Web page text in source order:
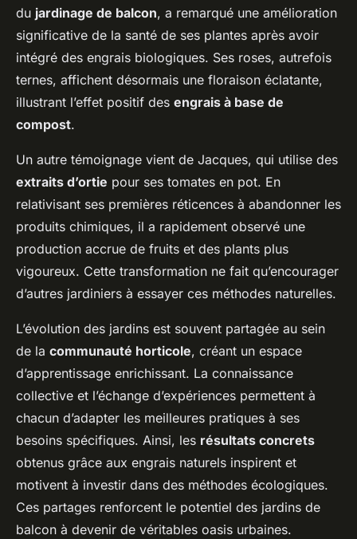
du jardinage de balcon, a remarqué une amélioration
significative de la santé de ses plantes après avoir
intégré des engrais biologiques. Ses roses, autrefois
ternes, affichent désormais une floraison éclatante,
illustrant l’effet positif des engrais à base de
compost.
Un autre témoignage vient de Jacques, qui utilise des
extraits d’ortie pour ses tomates en pot. En
relativisant ses premières réticences à abandonner les
produits chimiques, il a rapidement observé une
production accrue de fruits et des plants plus
vigoureux. Cette transformation ne fait qu’encourager
d’autres jardiniers à essayer ces méthodes naturelles.
L’évolution des jardins est souvent partagée au sein
de la communauté horticole, créant un espace
d’apprentissage enrichissant. La connaissance
collective et l’échange d’expériences permettent à
chacun d’adapter les meilleures pratiques à ses
besoins spécifiques. Ainsi, les résultats concrets
obtenus grâce aux engrais naturels inspirent et
motivent à investir dans des méthodes écologiques.
Ces partages renforcent le potentiel des jardins de
balcon à devenir de véritables oasis urbaines.